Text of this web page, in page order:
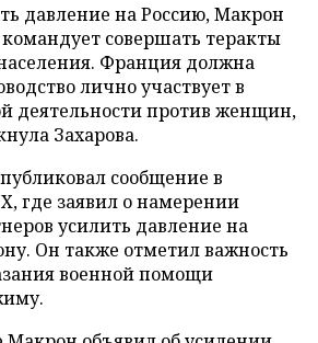
давление на Россию, Макрон
совершать теракты
Франция должна
лично участвует в
деятельности против женщин,
Захарова.
сообщение в
где заявил о намерении
усилить давление на
Он также отметил важность
военной помощи